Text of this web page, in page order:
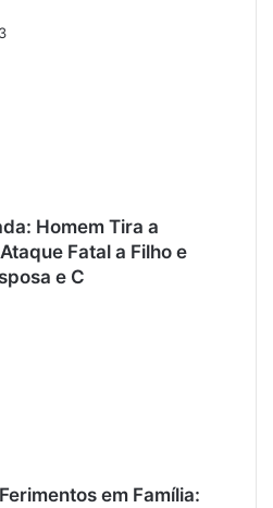
Homem Tira a
Fatal a Filho e
e C
em Família: